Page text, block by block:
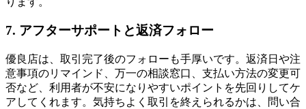
7. アフターサポートと返済フォロー
優良店は、取引完了後のフォローも手厚いです。返済日や注
意事項のリマインド、万一の相談窓口、支払い方法の変更可
否など、利用者が不安になりやすいポイントを先回りしてケ
アしてくれます。気持ちよく取引を終えられるかは、問い合